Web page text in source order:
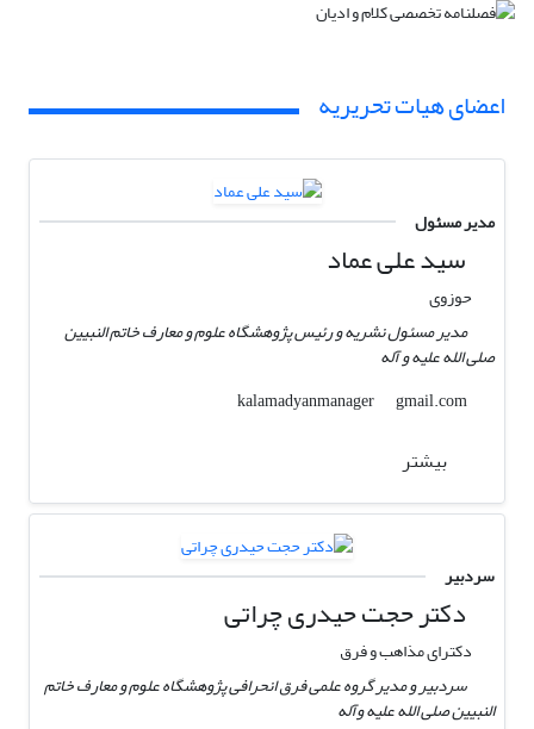
اعضای هیات تحریریه
مدیر مسئول
سید علی عماد
حوزوی
مدیر مسئول نشریه و رئیس پژوهشگاه علوم و معارف خاتم النبیین
صلی الله علیه و آله
kalamadyanmanager
gmail.com
بیشتر
سردبیر
دکتر حجت حیدری چراتی
دکترای مذاهب و فرق
سردبیر و مدیر گروه علمی فرق انحرافی پژوهشگاه علوم و معارف خاتم
النبیین صلی الله علیه وآله